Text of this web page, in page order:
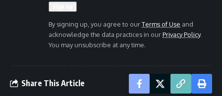
By signing up, you agree to ourTerms of Use and
acknowledge the data practices in ourPrivacy Policy.
You may unsubscribe at any time.
Share This Article